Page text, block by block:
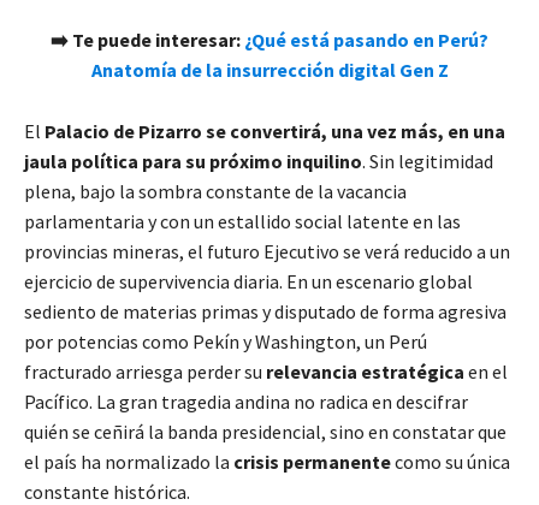
➡️ Te puede interesar: ¿Qué está pasando en Perú?
Anatomía de la insurrección digital Gen Z
El Palacio de Pizarro se convertirá, una vez más, en una
jaula política para su próximo inquilino. Sin legitimidad
plena, bajo la sombra constante de la vacancia
parlamentaria y con un estallido social latente en las
provincias mineras, el futuro Ejecutivo se verá reducido a un
ejercicio de supervivencia diaria. En un escenario global
sediento de materias primas y disputado de forma agresiva
por potencias como Pekín y Washington, un Perú
fracturado arriesga perder su relevancia estratégica en el
Pacífico. La gran tragedia andina no radica en descifrar
quién se ceñirá la banda presidencial, sino en constatar que
el país ha normalizado la crisis permanentecomo su única
constante histórica.